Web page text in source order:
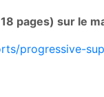
pages) sur le
progressive-